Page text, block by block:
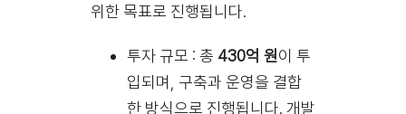
위한 목표로 진행됩니다.
투자 규모 : 총 430억 원이 투
입되며, 구축과 운영을 결합
한 방식으로 진행됩니다. 개발